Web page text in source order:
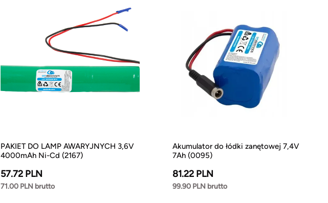
PAKIET DO LAMP AWARYJNYCH 3,6V
4000mAh Ni-Cd (2167)
57.72 PLN
71.00 PLN brutto
Akumulator do łódki zanętowej 7,4V
7Ah (0095)
81.22 PLN
99.90 PLN brutto